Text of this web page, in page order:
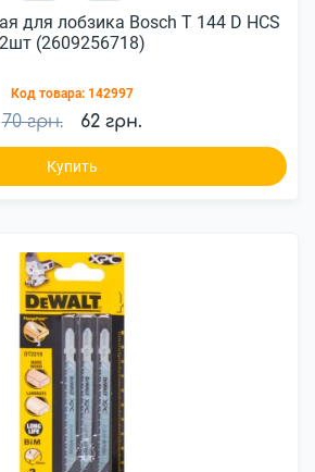
для лобзика Bosch T 144 D HCS
2шт (2609256718)
Код товара: 142997
70 грн. 62 грн.
Купить